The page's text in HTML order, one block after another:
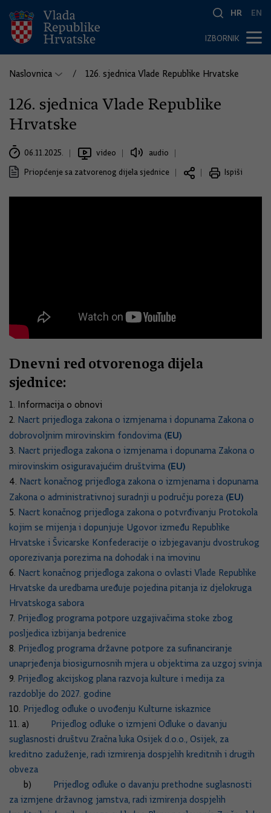
HR EN
IZBORNIK
Naslovnica 126. sjednica Vlade Republike Hrvatske
126. sjednica Vlade Republike
Hrvatske
06.11.2025. video
audio
Priopćenje sa zatvorenog dijela sjednice
Ispiši
Dnevni red otvorenoga dijela
sjednice:
1. Informacija o obnovi
2. Nacrt prijedloga zakona o izmjenama i dopunama Zakona o
dobrovoljnim mirovinskim fondovima (EU)
3. Nacrt prijedloga zakona o izmjenama i dopunama Zakona o
mirovinskim osiguravajućim društvima (EU)
4. Nacrt konačnog prijedloga zakona o izmjenama i dopunama
Zakona o administrativnoj suradnji u području poreza (EU)
5. Nacrt konačnog prijedloga zakona o potvrđivanju Protokola
kojim se mijenja i dopunjuje Ugovor između Republike
Hrvatske i Švicarske Konfederacije o izbjegavanju dvostrukog
oporezivanja porezima na dohodak i na imovinu
6. Nacrt konačnog prijedloga zakona o ovlasti Vlade Republike
Hrvatske da uredbama uređuje pojedina pitanja iz djelokruga
Hrvatskoga sabora
7. Prijedlog programa potpore uzgajivačima stoke zbog
posljedica izbijanja bedrenice
8. Prijedlog programa državne potpore za sufinanciranje
unaprjeđenja biosigurnosnih mjera u objektima za uzgoj svinja
9. Prijedlog akcijskog plana razvoja kulture i medija za
razdoblje do 2027. godine
10. Prijedlog odluke o uvođenju Kulturne iskaznice
11. a) Prijedlog odluke o izmjeni Odluke o davanju
suglasnosti društvu Zračna luka Osijek d.o.o., Osijek, za
kreditno zaduženje, radi izmirenja dospjelih kreditnih i drugih
obveza
b) Prijedlog odluke o davanju prethodne suglasnosti
za izmjene državnog jamstva, radi izmirenja dospjelih